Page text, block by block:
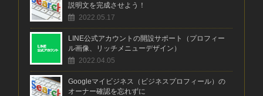
説明文を完成させよう！
2022.05.17
LINE公式アカウントの開設サポート（プロフィー
ル画像、リッチメニューデザイン）
2022.04.05
Googleマイビジネス（ビジネスプロフィール）の
オーナー確認を忘れずに